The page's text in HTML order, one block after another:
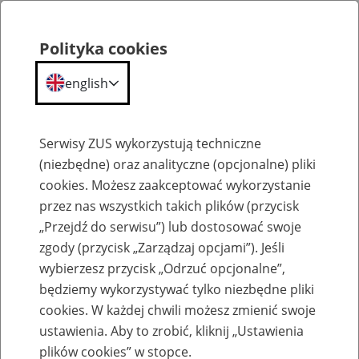
Komunikaty
Obwieszczenie Prezesa Zakładu
Ubezpieczeń Społecznych z dnia 18 maja
Polityka cookies
english
Serwisy ZUS wykorzystują techniczne
(niezbędne) oraz analityczne (opcjonalne) pliki
cookies. Możesz zaakceptować wykorzystanie
przez nas wszystkich takich plików (przycisk
„Przejdź do serwisu”) lub dostosować swoje
zgody (przycisk „Zarządzaj opcjami”). Jeśli
wybierzesz przycisk „Odrzuć opcjonalne”,
będziemy wykorzystywać tylko niezbędne pliki
cookies. W każdej chwili możesz zmienić swoje
ustawienia. Aby to zrobić, kliknij „Ustawienia
plików cookies” w stopce.